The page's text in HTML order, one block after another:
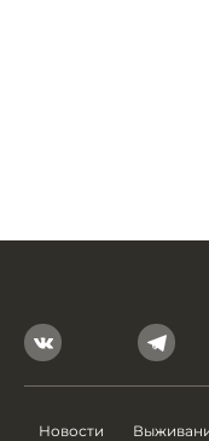
Новости